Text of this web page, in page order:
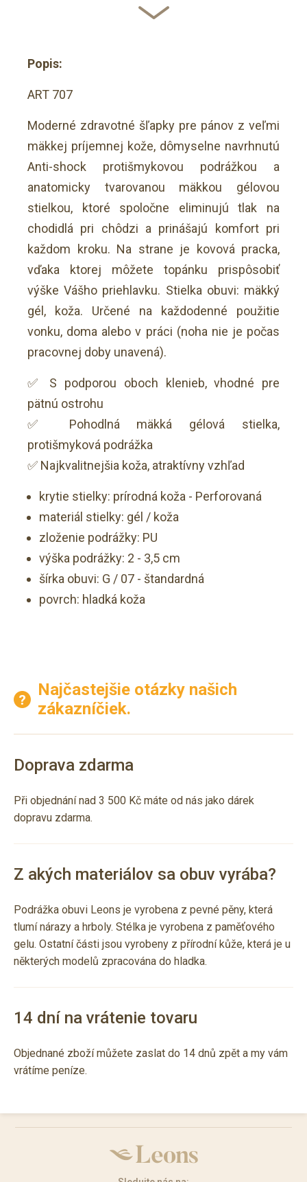
Popis:
ART 707
Moderné zdravotné šľapky pre pánov z veľmi
mäkkej príjemnej kože, dômyselne navrhnutú
Anti-shock protišmykovou podrážkou a
anatomicky tvarovanou mäkkou gélovou
stielkou, ktoré spoločne eliminujú tlak na
chodidlá pri chôdzi a prinášajú komfort pri
každom kroku. Na strane je kovová pracka,
vďaka ktorej môžete topánku prispôsobiť
výške Vášho priehlavku. Stielka obuvi: mäkký
gél, koža. Určené na každodenné použitie
vonku, doma alebo v práci (noha nie je počas
pracovnej doby unavená).
✅ S podporou oboch klenieb, vhodné pre
pätnú ostrohu
✅ Pohodlná mäkká gélová stielka,
protišmyková podrážka
✅ Najkvalitnejšia koža, atraktívny vzhľad
krytie stielky: prírodná koža - Perforovaná
materiál stielky: gél / koža
zloženie podrážky: PU
výška podrážky: 2 - 3,5 cm
šírka obuvi: G / 07 - štandardná
povrch: hladká koža
Najčastejšie otázky našich
zákazníčiek.
Doprava zdarma
Při objednání nad 3 500 Kč máte od nás jako dárek
dopravu zdarma.
Z akých materiálov sa obuv vyrába?
Podrážka obuvi Leons je vyrobena z pevné pěny, která
tlumí nárazy a hrboly. Stélka je vyrobena z paměťového
gelu. Ostatní části jsou vyrobeny z přírodní kůže, která je u
některých modelů zpracována do hladka.
14 dní na vrátenie tovaru
Objednané zboží můžete zaslat do 14 dnů zpět a my vám
vrátíme peníze.